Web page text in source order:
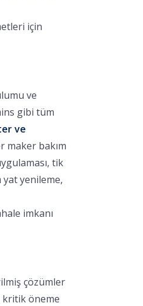
için
ve
gibi tüm
ve
maker bakım
tik
yenileme,
imkanı
çözümler
kritik öneme